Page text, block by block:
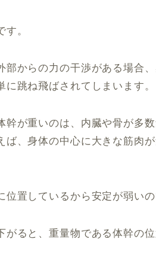
。
からの力の干渉がある場合
跳ね飛ばされてしまいます。
が重いのは、内臓や骨が多
、身体の中心に大きな筋肉
置しているから安定が弱いの
ると、重量物である体幹の